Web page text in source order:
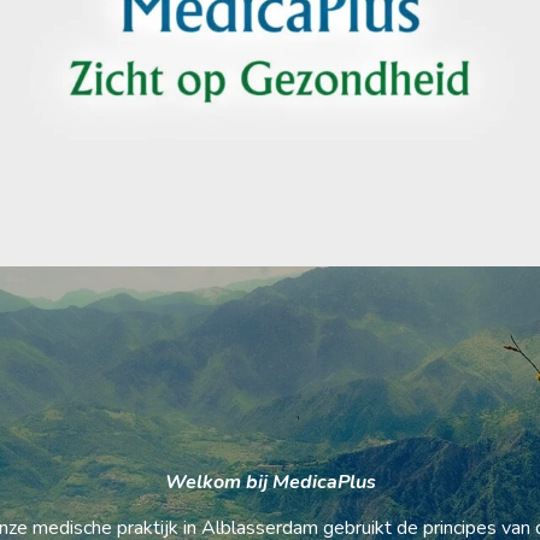
Welkom bij MedicaPlus
medische praktijk in Alblasserdam gebruikt de principes van